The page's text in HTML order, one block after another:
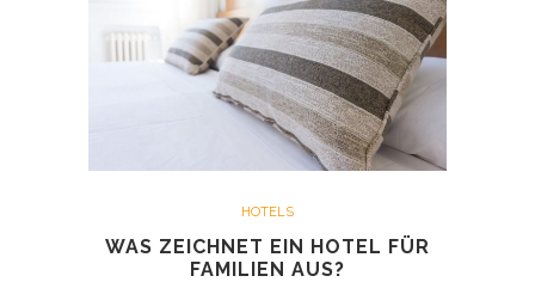
HOTELS
WAS ZEICHNET EIN HOTEL FÜR
FAMILIEN AUS?